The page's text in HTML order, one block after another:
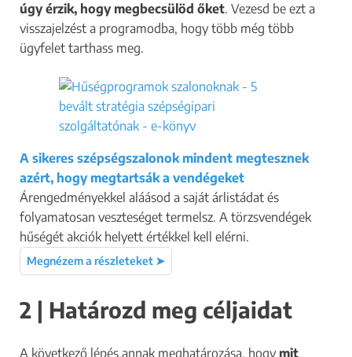
úgy érzik, hogy megbecsülöd őket. Vezesd be ezt a
visszajelzést a programodba, hogy több még több
ügyfelet tarthass meg.
A sikeres szépségszalonok mindent megtesznek
azért, hogy megtartsák a vendégeket
Árengedményekkel aláásod a saját árlistádat és
folyamatosan veszteséget termelsz. A törzsvendégek
hűségét akciók helyett értékkel kell elérni.
Megnézem a részleteket ➤
2 | Határozd meg céljaidat
A következő lépés annak meghatározása, hogy mit